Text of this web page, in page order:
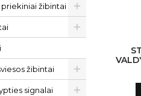
žibintai
žibintai
signalai